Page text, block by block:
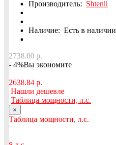
Производитель: Shtenli
Наличие: Есть в наличии
2738.00 р.
- 4%Вы экономите
2638.84 р.
Нашли дешевле
Таблица мощности, л.с.
×
Таблица мощности, л.с.